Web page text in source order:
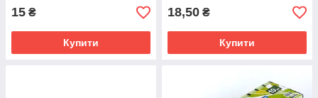
15 ₴
Купити
18,50 ₴
Купити